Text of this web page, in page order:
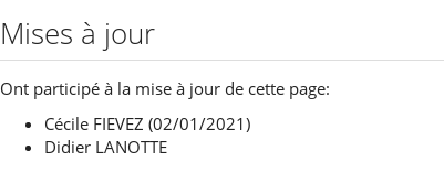
Mises à jour
Ont participé à la mise à jour de cette page:
Cécile FIEVEZ (02/01/2021)
Didier LANOTTE